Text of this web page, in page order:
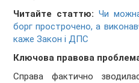
Читайте статтю: Чи
борг прострочено, а
каже Закон і ДПС
Ключова правова
Справа фактично